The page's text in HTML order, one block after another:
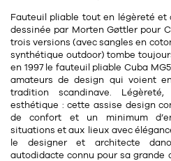
Boîte
Range
Divers
Table
Table
Table
Set de
Toile enduite
sel et
objets
Travail
Livre
Revue
Housse,
Divers
Vases
Fauteuil pliable tout en légèreté et
dessinée par Morten Gøttlerpour
trois versions (avec sangles en
synthétique outdoor) tombe
en 1997le fauteuil pliable Cuba
amateurs de design qui voient
tradition scandinave. Légèreté,
esthétique : cette assise design
de confort et un minimum
situations et aux lieux avec
le designer et architecte
autodidacte connu pour sa grande